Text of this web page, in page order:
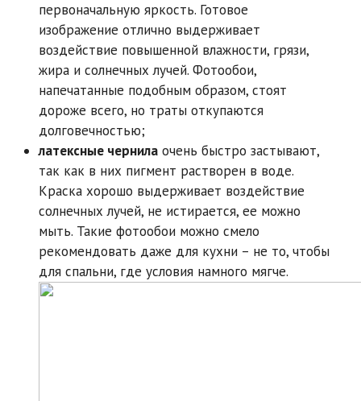
первоначальную яркость. Готовое
изображение отлично выдерживает
воздействие повышенной влажности, грязи,
жира и солнечных лучей. Фотообои,
напечатанные подобным образом, стоят
дороже всего, но траты откупаются
долговечностью;
латексные чернила очень быстро застывают,
так как в них пигмент растворен в воде.
Краска хорошо выдерживает воздействие
солнечных лучей, не истирается, ее можно
мыть. Такие фотообои можно смело
рекомендовать даже для кухни – не то, чтобы
для спальни, где условия намного мягче.